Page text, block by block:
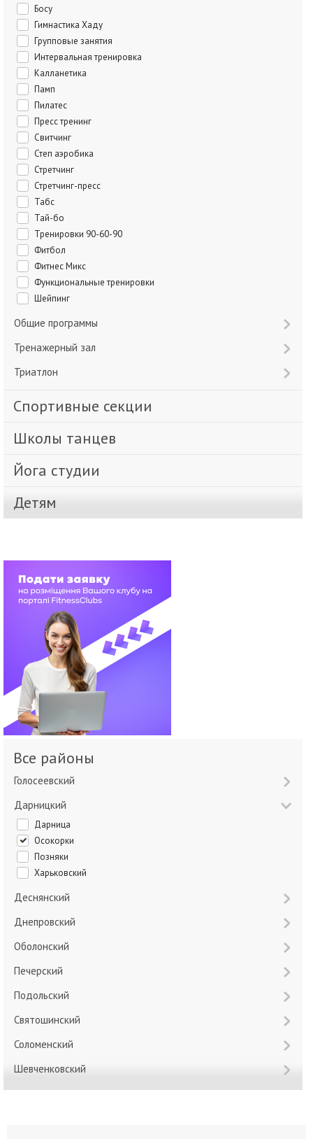
Босу
Гимнастика Хаду
Групповые занятия
Интервальная тренировка
Калланетика
Памп
Пилатес
Пресс тренинг
Свитчинг
Степ аэробика
Стретчинг
Стретчинг-пресс
Табс
Тай-бо
Тренировки 90-60-90
Фитбол
Фитнес Микс
Функциональные тренировки
Шейпинг
Общие программы
Тренажерный зал
Триатлон
Спортивные секции
Школы танцев
Йога студии
Детям
Все районы
Голосеевский
Дарницкий
Дарница
Осокорки
Позняки
Харьковский
Деснянский
Днепровский
Оболонский
Печерский
Подольский
Святошинский
Соломенский
Шевченковский